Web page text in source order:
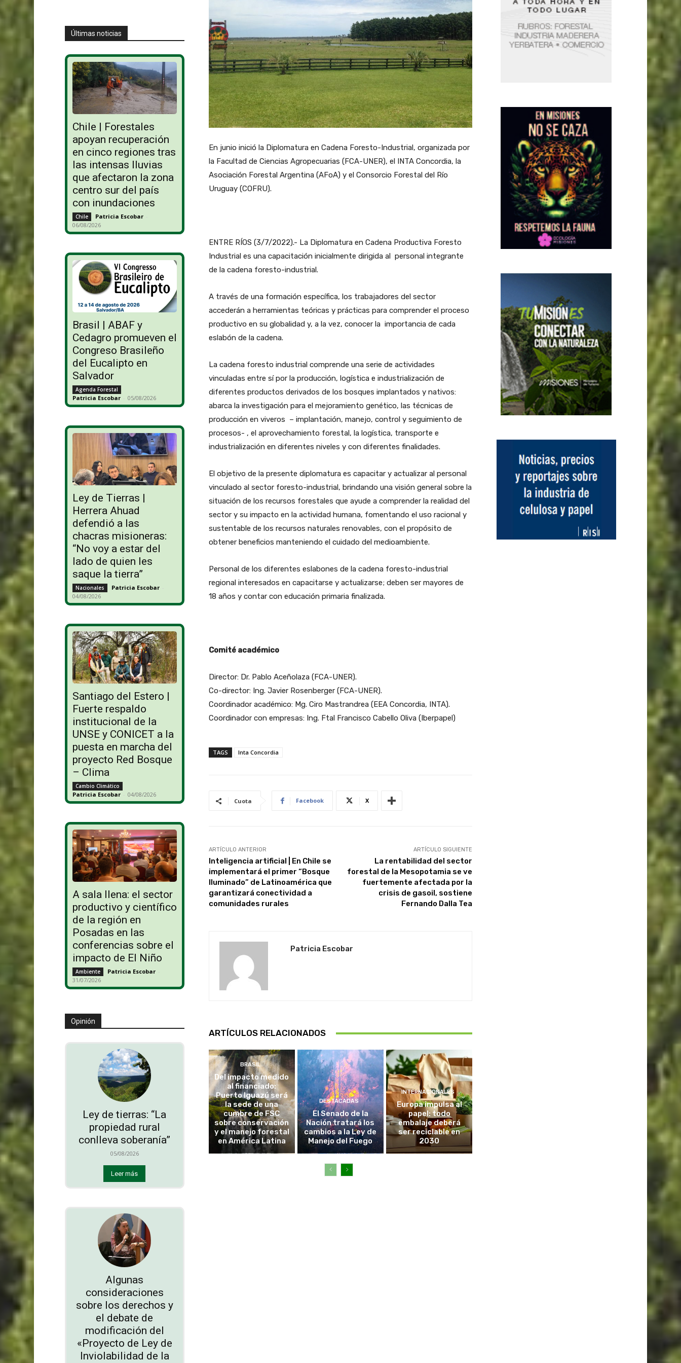
Últimas noticias
Chile | Forestales
apoyan recuperación
en cinco regiones tras
las intensas lluvias
que afectaron la zona
centro sur del país
con inundaciones
Chile Patricia Escobar -
06/08/2026
Brasil | ABAF y
Cedagro promueven el
Congreso Brasileño
del Eucalipto en
Salvador
Agenda Forestal
Patricia Escobar - 05/08/2026
Ley de Tierras |
Herrera Ahuad
defendió a las
chacras misioneras:
“No voy a estar del
lado de quien les
saque la tierra”
Nacionales Patricia Escobar -
04/08/2026
Santiago del Estero |
Fuerte respaldo
institucional de la
UNSE y CONICET a la
puesta en marcha del
proyecto Red Bosque
– Clima
Cambio Climático
Patricia Escobar - 04/08/2026
A sala llena: el sector
productivo y científico
de la región en
Posadas en las
conferencias sobre el
impacto de El Niño
Ambiente Patricia Escobar -
31/07/2026
Opinión
Ley de tierras: “La
propiedad rural
conlleva soberanía”
05/08/2026
Leer más
Algunas
consideraciones
sobre los derechos y
el debate de
modificación del
«Proyecto de Ley de
Inviolabilidad de la
En junio inició la Diplomatura en Cadena Foresto-Industrial, organizada por
la Facultad de Ciencias Agropecuarias (FCA-UNER), el INTA Concordia, la
Asociación Forestal Argentina (AFoA) y el Consorcio Forestal del Río
Uruguay (COFRU).
ENTRE RÍOS (3/7/2022).- La Diplomatura en Cadena Productiva Foresto
Industrial es una capacitación inicialmente dirigida al personal integrante
de la cadena foresto-industrial.
A través de una formación específica, los trabajadores del sector
accederán a herramientas teóricas y prácticas para comprender el proceso
productivo en su globalidad y, a la vez, conocer la importancia de cada
eslabón de la cadena.
La cadena foresto industrial comprende una serie de actividades
vinculadas entre sí por la producción, logística e industrialización de
diferentes productos derivados de los bosques implantados y nativos:
abarca la investigación para el mejoramiento genético, las técnicas de
producción en viveros – implantación, manejo, control y seguimiento de
procesos- , el aprovechamiento forestal, la logística, transporte e
industrialización en diferentes niveles y con diferentes finalidades.
El objetivo de la presente diplomatura es capacitar y actualizar al personal
vinculado al sector foresto-industrial, brindando una visión general sobre la
situación de los recursos forestales que ayude a comprender la realidad del
sector y su impacto en la actividad humana, fomentando el uso racional y
sustentable de los recursos naturales renovables, con el propósito de
obtener beneficios manteniendo el cuidado del medioambiente.
Personal de los diferentes eslabones de la cadena foresto-industrial
regional interesados en capacitarse y actualizarse; deben ser mayores de
18 años y contar con educación primaria finalizada.
Comité académico
Director: Dr. Pablo Aceñolaza (FCA-UNER).
Co-director: Ing. Javier Rosenberger (FCA-UNER).
Coordinador académico: Mg. Ciro Mastrandrea (EEA Concordia, INTA).
Coordinador con empresas: Ing. Ftal Francisco Cabello Oliva (Iberpapel)
TAGS Inta Concordia
Cuota Facebook X
ARTÍCULO ANTERIOR
Inteligencia artificial | En Chile se
implementará el primer “Bosque
Iluminado” de Latinoamérica que
garantizará conectividad a
comunidades rurales
ARTÍCULO SIGUIENTE
La rentabilidad del sector
forestal de la Mesopotamia se ve
fuertemente afectada por la
crisis de gasoil, sostiene
Fernando Dalla Tea
Patricia Escobar
ARTÍCULOS RELACIONADOS
BRASIL
Del impacto medido
al financiado:
Puerto Iguazú será
la sede de una
cumbre de FSC
sobre conservación
y el manejo forestal
en América Latina
DESTACADAS
El Senado de la
Nación tratará los
cambios a la Ley de
Manejo del Fuego
INTERNACIONALES
Europa impulsa al
papel: todo
embalaje deberá
ser reciclable en
2030